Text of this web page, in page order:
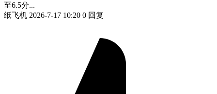
至6.5分...
纸飞机 2026-7-17 10:20 0 回复